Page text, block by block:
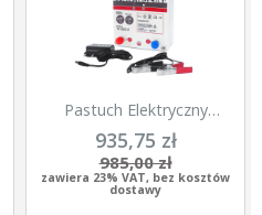
Pastuch Elektryczny
Elektryzator uniwersalny
Pomelac AS-6300 6,3Jula
935,75 zł
985,00 zł
zawiera 23% VAT, bez kosztów
dostawy